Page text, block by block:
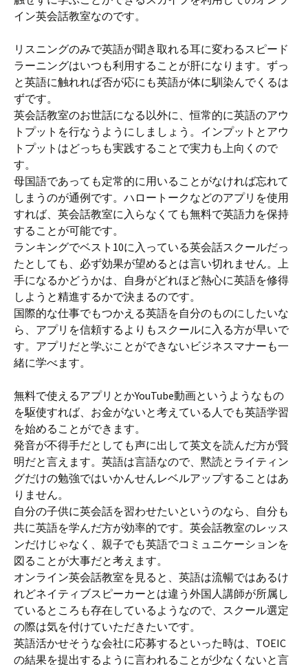
イン英会話教室なのです。
リスニングのみで英語が聞き取れる耳に変わるスピード
ラーニングはいつも利用することが肝になります。ずっ
と英語に触れれば否が応にも英語が体に馴染んでくるは
ずです。
英会話教室のお世話になる以外に、恒常的に英語のアウ
トプットを行なうようにしましょう。インプットとアウ
トプットはどっちも実践することで実力も上向くので
す。
母国語であっても定常的に用いることがなければ忘れて
しまうのが通例です。ハロートークなどのアプリを使用
すれば、英会話教室に入らなくても無料で英語力を保持
することが可能です。
ランキングでベスト10に入っている英会話スクールだっ
たとしても、必ず効果が望めるとは言い切れません。上
手になるかどうかは、自身がどれほど熱心に英語を修得
しようと精進するかで決まるのです。
国際的な仕事でもつかえる英語を自分のものにしたいな
ら、アプリを信頼するよりもスクールに入る方が早いで
す。アプリだと学ぶことができないビジネスマナーも一
緒に学べます。
無料で使えるアプリとかYouTube動画というようなもの
を駆使すれば、お金がないと考えている人でも英語学習
を始めることができます。
発音が不得手だとしても声に出して英文を読んだ方が賢
明だと言えます。英語は言語なので、黙読とライティン
グだけの勉強ではいかんせんレベルアップすることはあ
りません。
自分の子供に英会話を習わせたいというのなら、自分も
共に英語を学んだ方が効率的です。英会話教室のレッス
ンだけじゃなく、親子でも英語でコミュニケーションを
図ることが大事だと考えます。
オンライン英会話教室を見ると、英語は流暢ではあるけ
れどネイティブスピーカーとは違う外国人講師が所属し
ているところも存在しているようなので、スクール選定
の際は気を付けていただきたいです。
英語活かせそうな会社に応募するといった時は、TOEIC
の結果を提出するように言われることが少なくないと言